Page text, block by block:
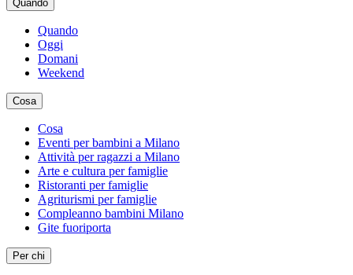
Quando
Quando
Oggi
Domani
Weekend
Cosa
Cosa
Eventi per bambini a Milano
Attività per ragazzi a Milano
Arte e cultura per famiglie
Ristoranti per famiglie
Agriturismi per famiglie
Compleanno bambini Milano
Gite fuoriporta
Per chi